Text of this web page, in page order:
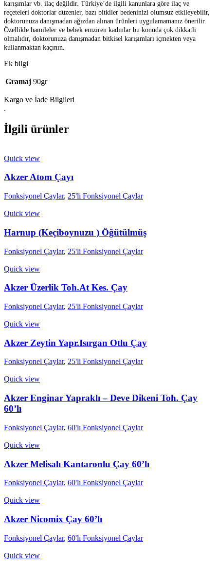
karışımlar vb. ilaç değildir. Türkiye’de ilgili kanunlara göre ilaç ve
reçeteleri doktorlar düzenler, bazı bitkiler bedeninizi olumsuz etkileyebilir,
doktorunuza danışmadan ağızdan alınan ürünleri uygulamamanız önerilir.
Özellikle hamileler ve bebek emziren kadınlar bu konuda çok dikkatli
olmalıdır, doktorunuza danışmadan bitkisel karışımları içmekten veya
kullanmaktan kaçının.
Ek bilgi
Gramaj 90gr
Kargo ve İade Bilgileri
.
İlgili ürünler
Quick view
Akzer Atom Çayı
Fonksiyonel Çaylar, 25'li Fonksiyonel Çaylar
Quick view
Harnup (Keçiboynuzu ) Öğütülmüş
Fonksiyonel Çaylar, 25'li Fonksiyonel Çaylar
Quick view
Akzer Üzerlik Toh.At Kes. Çay
Fonksiyonel Çaylar, 25'li Fonksiyonel Çaylar
Quick view
Akzer Zeytin Yapr.Isırgan Otlu Çay
Fonksiyonel Çaylar, 25'li Fonksiyonel Çaylar
Quick view
Akzer Enginar Yapraklı – Deve Dikeni Toh. Çay
60’lı
Fonksiyonel Çaylar, 60'lı Fonksiyonel Çaylar
Quick view
Akzer Melisalı Kantaronlu Çay 60’lı
Fonksiyonel Çaylar, 60'lı Fonksiyonel Çaylar
Quick view
Akzer Nicomix Çay 60’lı
Fonksiyonel Çaylar, 60'lı Fonksiyonel Çaylar
Quick view